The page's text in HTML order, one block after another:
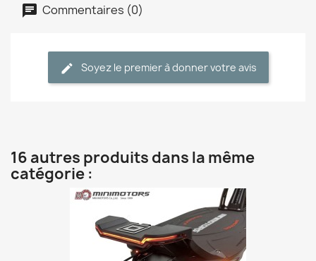
Commentaires (0)
Soyez le premier à donner votre avis
16 autres produits dans la même
catégorie :